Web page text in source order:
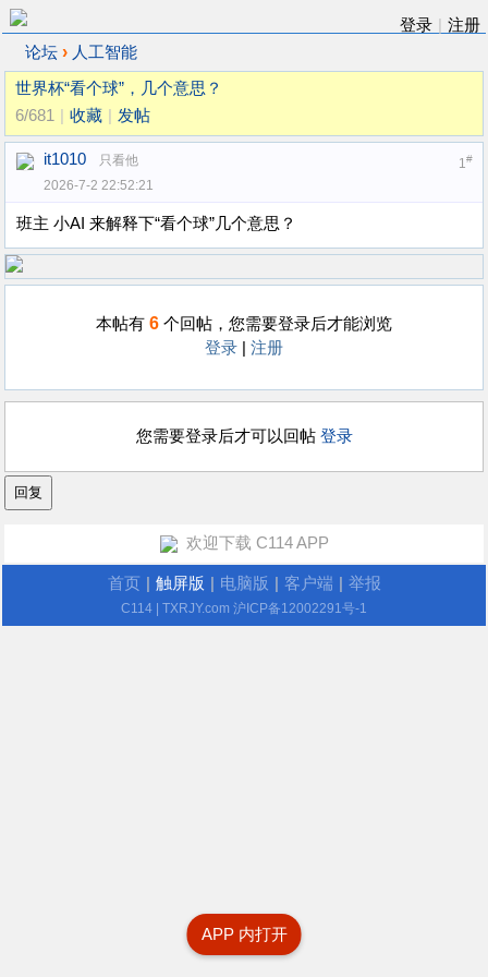
登录
注册
论坛 › 人工智能
世界杯“看个球”，几个意思？
6/681
收藏 发帖
1#
it1010
只看他
2026-7-2 22:52:21
班主 小AI 来解释下“看个球”几个意思？
本帖有 6 个回帖，您需要登录后才能浏览
登录
注册
您需要登录后才可以回帖 登录
APP 内打开
欢迎下载 C114 APP
首页 触屏版 电脑版 客户端 举报
C114 | TXRJY.com 沪ICP备12002291号-1